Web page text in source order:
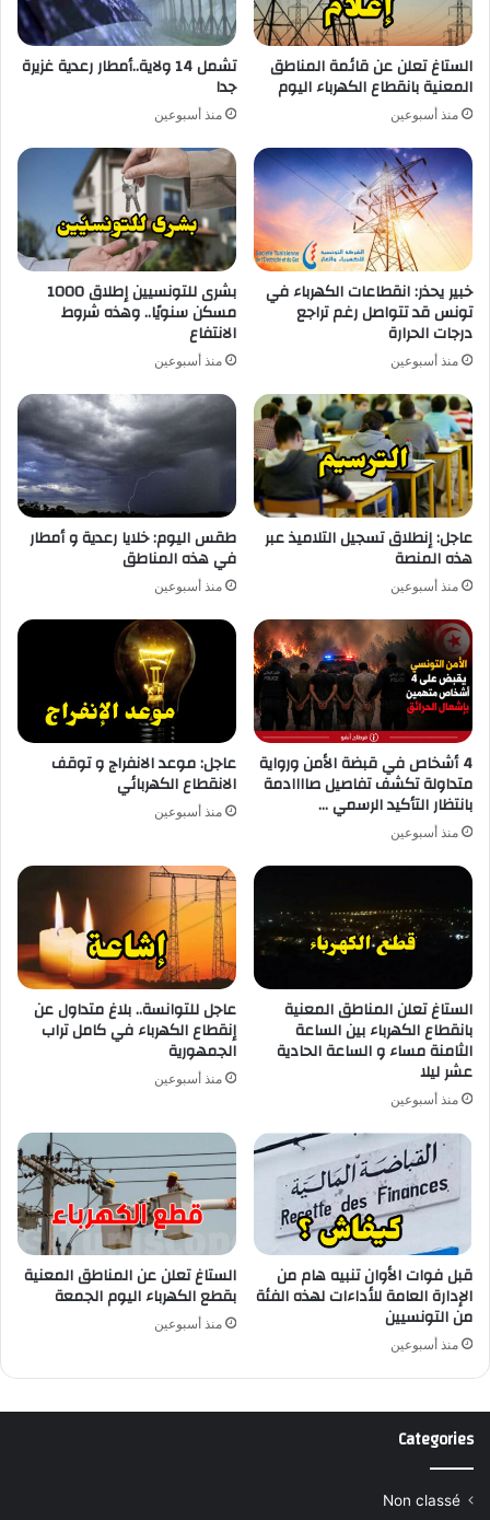
الستاغ تعلن عن قائمة المناطق
المعنية بانقطاع الكهرباء اليوم
منذ أسبوعين
تشمل 14 ولاية..أمطار رعدية غزيرة
جدا
منذ أسبوعين
خبير يحذر: انقطاعات الكهرباء في
تونس قد تتواصل رغم تراجع
درجات الحرارة
منذ أسبوعين
بشرى للتونسيين إطلاق 1000
مسكن سنويًا.. وهذه شروط
الانتفاع
منذ أسبوعين
عاجل: إنطلاق تسجيل التلاميذ عبر
هذه المنصة
منذ أسبوعين
طقس اليوم: خلايا رعدية و أمطار
في هذه المناطق
منذ أسبوعين
4 أشخاص في قبضة الأمن ورواية
متداولة تكشف تفاصيل صاااادمة
بانتظار التأكيد الرسمي …
منذ أسبوعين
عاجل: موعد الانفراج و توقف
الانقطاع الكهربائي
منذ أسبوعين
الستاغ تعلن المناطق المعنية
بانقطاع الكهرباء بين الساعة
الثامنة مساء و الساعة الحادية
عشر ليلا
منذ أسبوعين
عاجل للتوانسة.. بلاغ متداول عن
إنقطاع الكهرباء في كامل تراب
الجمهورية
منذ أسبوعين
قبل فوات الأوان تنبيه هام من
الإدارة العامة للأداءات لهذه الفئة
من التونسيين
منذ أسبوعين
الستاغ تعلن عن المناطق المعنية
بقطع الكهرباء اليوم الجمعة
منذ أسبوعين
Categories
Non classé